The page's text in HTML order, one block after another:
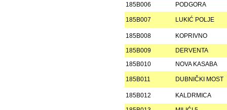
185B006
PODGORA
185B007 LUKIĆ POLJE
185B008 KOPRIVNO
185B009
DERVENTA
185B010
NOVA KASABA
185B011 DUBNIČKI MOST
185B012 KALDRMICA